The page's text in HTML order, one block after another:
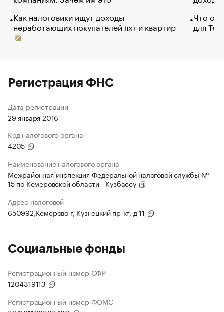
Как налоговики ищут доходы
неработающих покупателей яхт и квартир
Что
для
Регистрация ФНС
Дата регистрации
29 января 2016
Код налогового органа
4205
Наименование налогового органа
Межрайонная инспекция Федеральной налоговой службы №
15 по Кемеровской области - Кузбассу
Адрес налоговой
650992,Кемерово г, Кузнецкий пр-кт, д 11
Социальные фонды
Регистрационный номер СФР
1204319113
Регистрационный номер ФОМС